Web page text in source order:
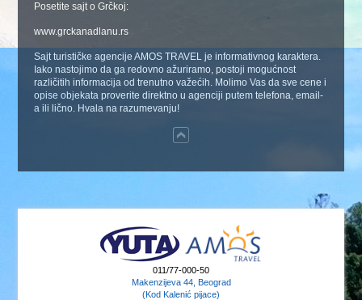
Posetite sajt o Grčkoj:
www.grckanadlanu.rs
Sajt turističke agencije AMOS TRAVEL je informativnog karaktera.
Iako nastojimo da ga redovno ažuriramo, postoji mogućnost
različitih informacija od trenutno važećih. Molimo Vas da sve cene i
opise objekata proverite direktno u agenciji putem telefona, email-
a ili lično. Hvala na razumevanju!
011/77-000-50
Makenzijeva 44, Beograd
(Kod Kalenić pijace)